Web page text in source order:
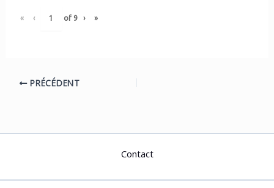
« ‹ of 9 › »
PRÉCÉDENT
Contact